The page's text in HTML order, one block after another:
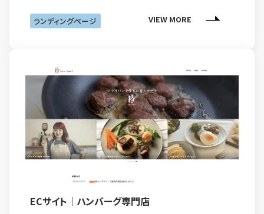
ランディングページ VIEW MORE
ECサイト｜ハンバーグ専門店